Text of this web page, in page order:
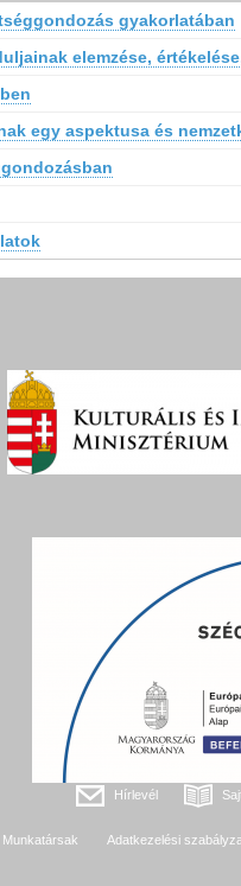
gyakorlatában
elemzése,
egy aspektusa és
Hírlevél
Munkatársak Adatkezelési